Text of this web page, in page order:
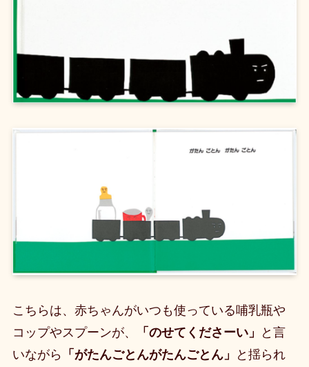
こちらは、赤ちゃんがいつも使っている哺乳瓶や
コップやスプーンが、
「のせてくださーい」
と言
いながら 「がたんごとんがたんごとん」 と揺られ